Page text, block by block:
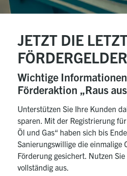
JETZT DIE
Wichtige
Förderaktion „Raus
Unterstützen Sie Ihre Kunden
sparen. Mit der Registrierung
Öl und Gas“ haben sich bis
Sanierungswillige die einmalige
Förderung gesichert. Nutzen
vollständig aus.